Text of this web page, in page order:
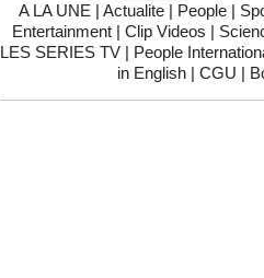
A LA UNE | Actualite | People |
Entertainment | Clip Videos |
LES SERIES TV | People
in English | CGU |